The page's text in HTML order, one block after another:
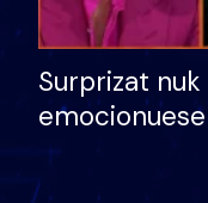
Surprizat
nëna dhe
nuk i mban